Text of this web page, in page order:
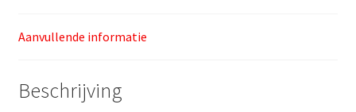
Aanvullende informatie
Beschrijving